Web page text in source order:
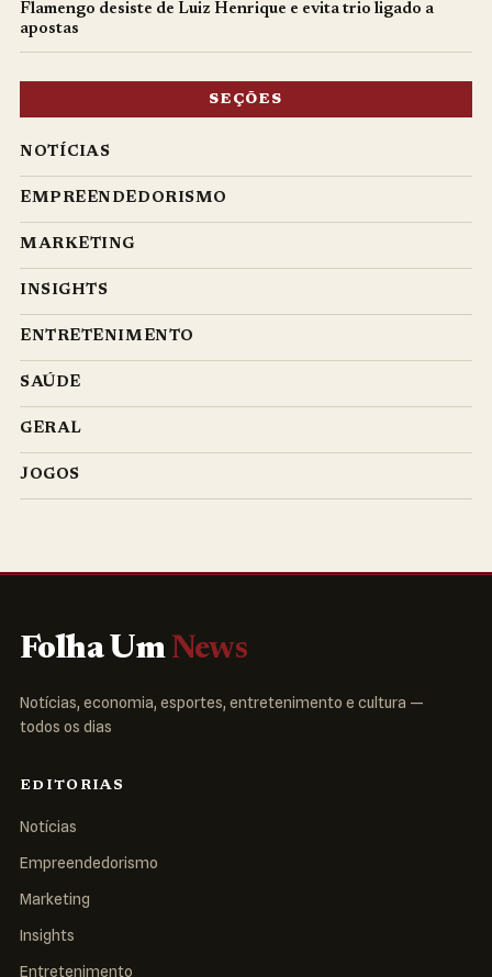
Flamengo desiste de Luiz Henrique e evita trio ligado a
apostas
SEÇÕES
NOTÍCIAS
EMPREENDEDORISMO
MARKETING
INSIGHTS
ENTRETENIMENTO
SAÚDE
GERAL
JOGOS
Folha Um News
Notícias, economia, esportes, entretenimento e cultura —
todos os dias
EDITORIAS
Notícias
Empreendedorismo
Marketing
Insights
Entretenimento